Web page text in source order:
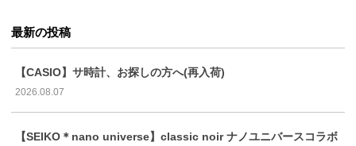
最新の投稿
【CASIO】サ時計、お探しの方へ(再入荷)
2026.08.07
【SEIKO＊nano universe】classic noir ナノユニバースコラボ